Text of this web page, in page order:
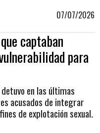
07/07/2026
captaban
para
en las últimas
acusados de integrar
de explotación sexual.